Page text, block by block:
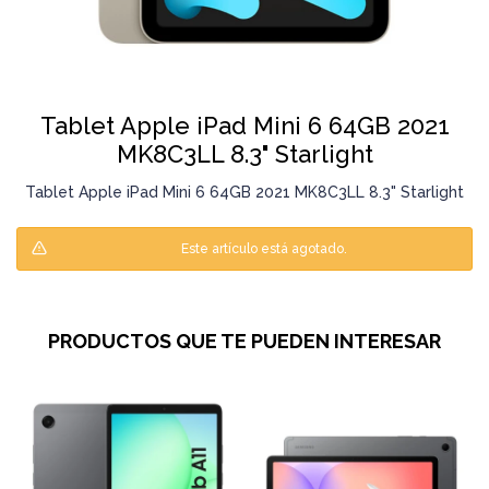
Tablet Apple iPad Mini 6 64GB 2021
MK8C3LL 8.3" Starlight
Tablet Apple iPad Mini 6 64GB 2021 MK8C3LL 8.3" Starlight
Este artículo está agotado.
PRODUCTOS QUE TE PUEDEN INTERESAR